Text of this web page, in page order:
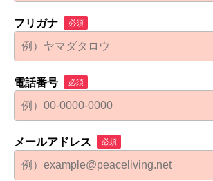
フリガナ 必須
電話番号 必須
メールアドレス 必須